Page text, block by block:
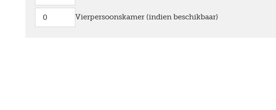
Vierpersoonskamer (indien beschikbaar)